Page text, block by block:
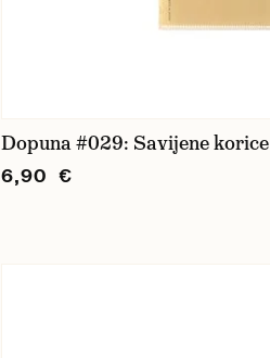
Dopuna #029: Savijene korice
6,90 €